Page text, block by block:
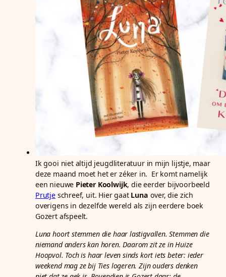
Ik gooi niet altijd jeugdliteratuur in mijn lijstje, maar
deze maand moet het er zéker in. Er komt namelijk
een nieuwe Pieter Koolwijk, die eerder bijvoorbeeld
Prutjeschreef, uit. Hier gaat Luna over, die zich
overigens in dezelfde wereld als zijn eerdere boek
Gozert afspeelt.
Luna hoort stemmen die haar lastigvallen. Stemmen die
niemand anders kan horen. Daarom zit ze in Huize
Hoopvol. Toch is haar leven sinds kort iets beter: ieder
weekend mag ze bij Ties logeren. Zijn ouders denken